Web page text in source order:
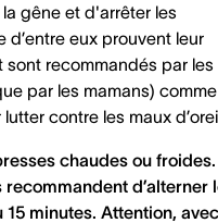
gêne et d'arrêter les
eux prouvent leur
recommandés par les
par les mamans) comme
contre les maux
chaudes ou froides.
d’alterner
15 minutes. Attention, avec